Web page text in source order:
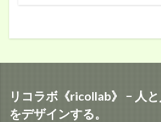
リコラボ《ricollab》 − 人
をデザインする。